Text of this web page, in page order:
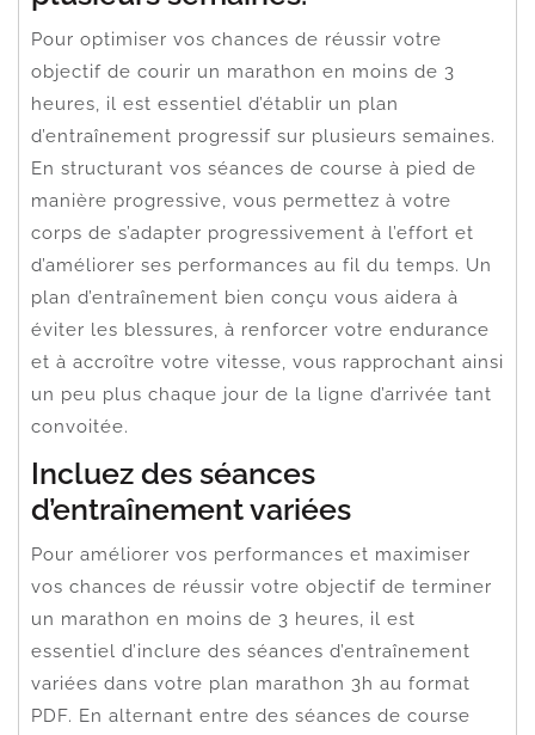
Pour optimiser vos chances de réussir votre
objectif de courir un marathon en moins de 3
heures, il est essentiel d’établir un plan
d’entraînement progressif sur plusieurs semaines.
En structurant vos séances de course à pied de
manière progressive, vous permettez à votre
corps de s’adapter progressivement à l’effort et
d’améliorer ses performances au fil du temps. Un
plan d’entraînement bien conçu vous aidera à
éviter les blessures, à renforcer votre endurance
et à accroître votre vitesse, vous rapprochant ainsi
un peu plus chaque jour de la ligne d’arrivée tant
convoitée.
Incluez des séances
d’entraînement variées
Pour améliorer vos performances et maximiser
vos chances de réussir votre objectif de terminer
un marathon en moins de 3 heures, il est
essentiel d’inclure des séances d’entraînement
variées dans votre plan marathon 3h au format
PDF. En alternant entre des séances de course